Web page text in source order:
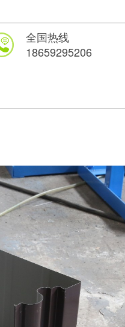
全国热线
18659295206